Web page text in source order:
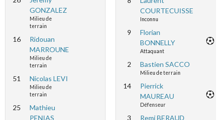
GONZALEZ
Milieu de
terrain
16
Ridouan
MARROUNE
Milieu de
terrain
51 Nicolas LEVI
Milieu de
terrain
25
Mathieu
PENIAS
COURTECUISSE
Inconnu
9
Florian
BONNELLY
Attaquant
2 Bastien SACCO
Milieu de terrain
14
Pierrick
MAUREAU
Défenseur
3 Remi BERAUD